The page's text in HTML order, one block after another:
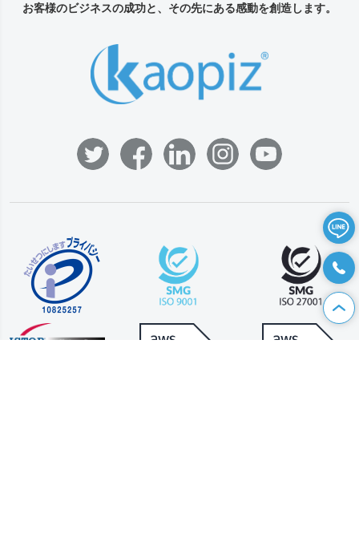
お客様のビジネスの成功と、その先にある感動を創造します。